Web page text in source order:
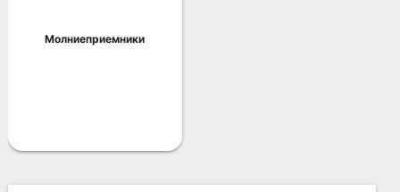
Молниеприемники